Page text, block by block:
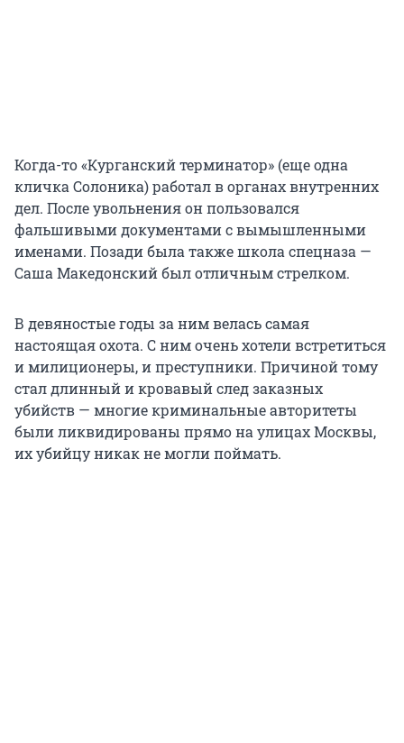
Когда-то «Курганский терминатор» (еще одна
кличка Солоника) работал в органах внутренних
дел. После увольнения он пользовался
фальшивыми документами с вымышленными
именами. Позади была также школа спецназа —
Саша Македонский был отличным стрелком.
В девяностые годы за ним велась самая
настоящая охота. С ним очень хотели встретиться
и милиционеры, и преступники. Причиной тому
стал длинный и кровавый след заказных
убийств — многие криминальные авторитеты
были ликвидированы прямо на улицах Москвы,
их убийцу никак не могли поймать.